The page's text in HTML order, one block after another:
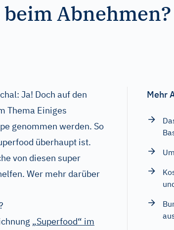
Abnehmen?
Ja! Doch auf den
Thema Einiges
genommen werden. So
überhaupt ist.
von diesen super
Wer mehr darüber
„Superfood“ im
Mehr